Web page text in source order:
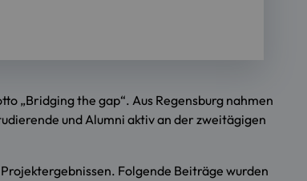
„Bridging the gap“. Aus Regensburg nahmen
und Alumni aktiv an der zweitägigen
Folgende Beiträge wurden